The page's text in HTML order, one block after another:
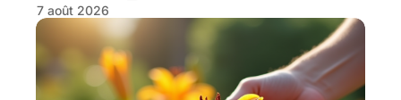
7 août 2026